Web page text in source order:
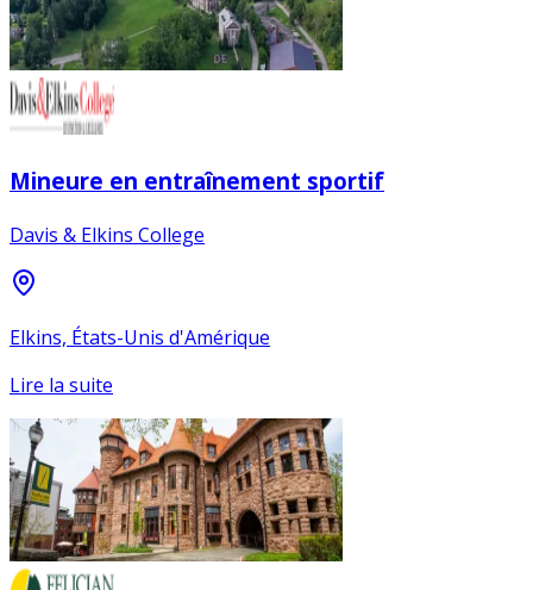
Mineure en entraînement sportif
Davis & Elkins College
Elkins, États-Unis d'Amérique
Lire la suite